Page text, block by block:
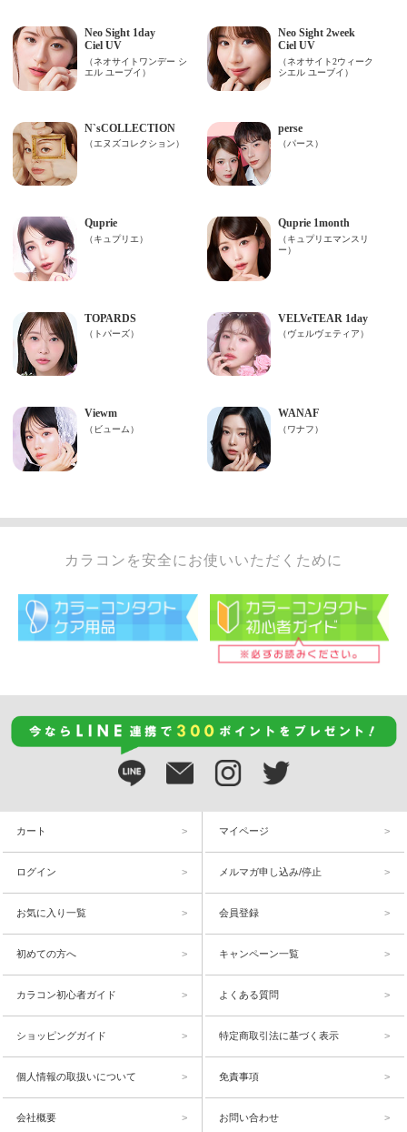
カラコンを安全にお使いいただくために
カート マイページ
ログイン メルマガ申し込み/停止
お気に入り一覧 会員登録
初めての方へ キャンペーン一覧
カラコン初心者ガイド よくある質問
ショッピングガイド 特定商取引法に基づく表示
個人情報の取扱いについて 免責事項
会社概要 お問い合わせ